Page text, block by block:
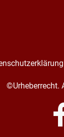
©Urheberrecht.